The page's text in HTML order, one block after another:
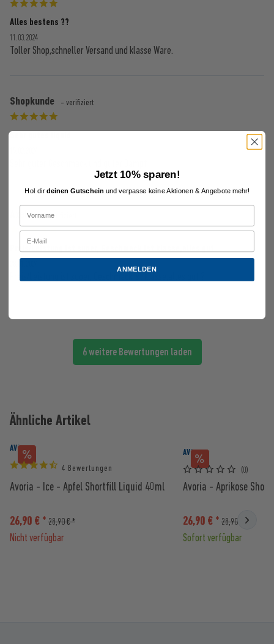
Alles bestens ??
11.03.2024
Toller Shop,schneller Versand und klasse Ware.
Shopkunde - verifiziert
Sehr gutes liquid
Axel L. - verifiziert
Preis/Leistung ist super, Geschmack ist klasse,alles gut
6 weitere Bewertungen laden
Ähnliche Artikel
AVORIA
4 Bewertungen
Avoria - Ice - Apfel Shortfill Liquid 40ml
26,90 € * 28,90 € *
Nicht verfügbar
AVORIA
(0)
Avoria - Aprikose
26,90 € * 28,90 € *
Sofort verfügbar
Jetzt 10% sparen!
Hol dirdeinen Gutschein und verpasse keine Aktionen & Angebote mehr!
ANMELDEN